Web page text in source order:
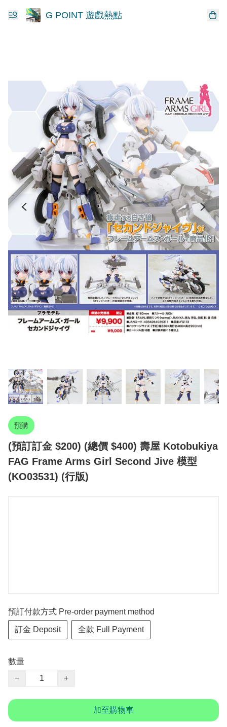
G POINT 遊戲熱點
預購
(預訂訂金 $200) (總價 $400) 壽屋 Kotobukiya
FAG Frame Arms Girl Second Jive 模型
(KO03531) (行版)
預訂付款方式 Pre-order payment method
訂金 Deposit 全款 Full Payment
數量
−
+
加至購物車